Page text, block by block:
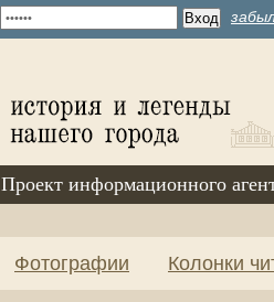
Проект информационного
Фотографии Колонки